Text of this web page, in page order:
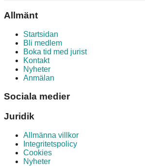
Allmänt
Startsidan
Bli medlem
Boka tid med jurist
Kontakt
Nyheter
Anmälan
Sociala medier
Juridik
Allmänna villkor
Integritetspolicy
Cookies
Nyheter